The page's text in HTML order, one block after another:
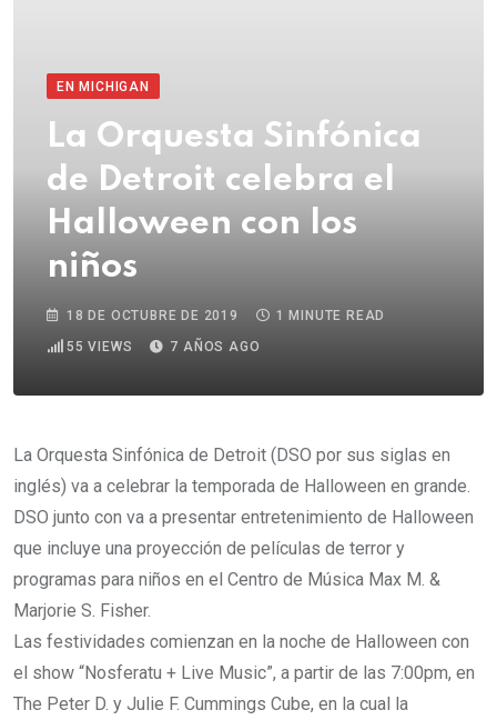
EN MICHIGAN
La Orquesta Sinfónica
de Detroit celebra el
Halloween con los
niños
18 DE OCTUBRE DE 2019
1 MINUTE READ
55 VIEWS 7 AÑOS AGO
La Orquesta Sinfónica de Detroit (DSO por sus siglas en
inglés) va a celebrar la temporada de Halloween en grande.
DSO junto con va a presentar entretenimiento de Halloween
que incluye una proyección de películas de terror y
programas para niños en el Centro de Música Max M. &
Marjorie S. Fisher.
Las festividades comienzan en la noche de Halloween con
el show “Nosferatu + Live Music”, a partir de las 7:00pm, en
The Peter D. y Julie F. Cummings Cube, en la cual la